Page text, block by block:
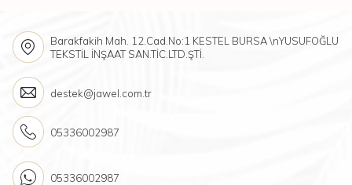
Barakfakih Mah. 12.Cad.No:1 KESTEL BURSA \nYUSUFOĞLU
TEKSTİL İNŞAAT SAN.TİC.LTD.ŞTİ.
destek@jawel.com.tr
05336002987
05336002987